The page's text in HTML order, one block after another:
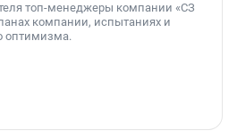
топ-менеджеры компании «СЗ
компании, испытаниях и
оптимизма.